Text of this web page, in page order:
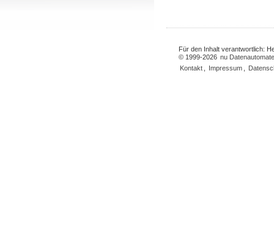
Für den Inhalt verantwortlich:
© 1999-2026 nu
Kontakt
Impressum